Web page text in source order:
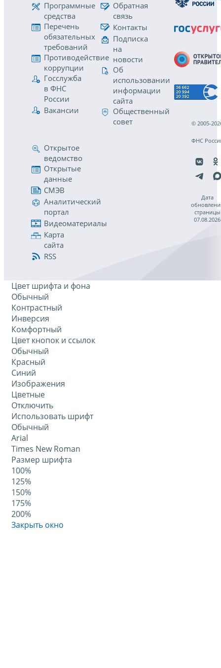
Программные
средства
Перечень
обязательных
требований
Противодействие
коррупции
Госслужба
в ФНС
России
Вакансии
Обратная
связь
Контакты
Подписка
на
новости
Об
использовании
информации
сайта
Общественный
совет
Открытое
ведомство
Открытые
данные
СМЭВ
Аналитический
портал
Видеоматериалы
Карта
сайта
RSS
© 2005-
ФНС
Дата
страницы
07.08.2026
Цвет шрифта и фона
Обычный
Контрастный
Инверсия
Комфортный
Цвет кнопок и ссылок
Обычный
Красный
Синий
Изображения
Цветные
Отключить
Использовать шрифт
Обычный
Arial
Times New Roman
Размер шрифта
100%
125%
150%
175%
200%
Закрыть окно